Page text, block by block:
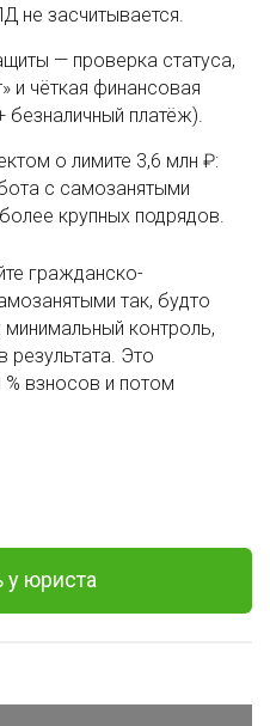
не засчитывается.
— проверка статуса,
и чёткая финансовая
безналичный платёж).
о лимите 3,6 млн ₽:
с самозанятыми
крупных подрядов.
гражданско-
так, будто
контроль,
результата. Это
взносов и потом
у юриста